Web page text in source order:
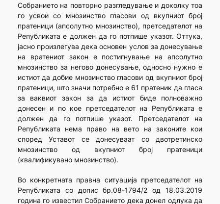
Собранието на повторно разгледување и доколку тоа
го усвои со мнозинство гласови од вкупниот број
пратеници (апсолутно мнозинство), претседателот на
Републиката е должен да го потпише указот. Оттука,
јасно произлегува дека основен услов за донесување
на вратениот закон е постигнување на апсолутно
мнозинство за негово донесување, односно нужно е
истиот да добие мнозинство гласови од вкупниот број
пратеници, што значи потребно е 61 пратеник да гласа
за ваквиот закон за да истиот биде полноважно
донесен и по кое претседателот на Републиката е
должен да го потпише указот. Претседателот на
Републиката нема право на вето на законите кои
според Уставот се донесуваат со двотретинско
мнозинство од вкупниот број пратеници
(квалификувано мнозинство).
Во конкретната правна ситуација претседателот на
Републиката со допис бр.08-1794/2 од 18.03.2019
година го известил Собранието дека донел одлука да